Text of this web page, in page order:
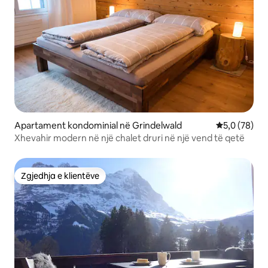
Apartament kondominial në Grindelwald Vlerësimi
5,0 (78)
Xhevahir modern në një chalet druri në një vend të qetë
Zgjedhja e klientëve
Zgjedhja e klientëve